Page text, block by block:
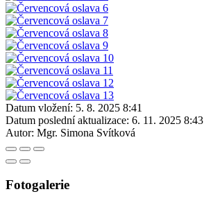
Datum vložení: 5. 8. 2025 8:41
Datum poslední aktualizace: 6. 11. 2025 8:43
Autor: Mgr. Simona Svítková
Fotogalerie